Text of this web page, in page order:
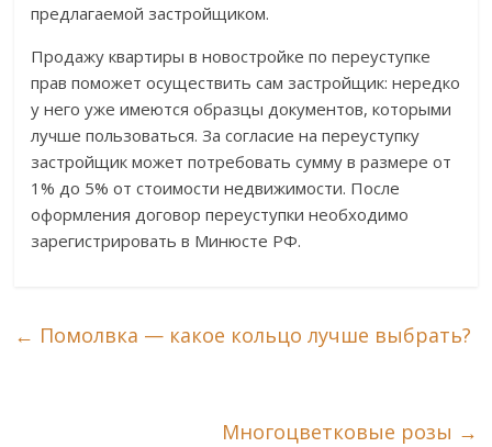
предлагаемой застройщиком.
Продажу квартиры в новостройке по переуступке
прав поможет осуществить сам застройщик: нередко
у него уже имеются образцы документов, которыми
лучше пользоваться. За согласие на переуступку
застройщик может потребовать сумму в размере от
1% до 5% от стоимости недвижимости. После
оформления договор переуступки необходимо
зарегистрировать в Минюсте РФ.
← Помолвка — какое кольцо лучше выбрать?
Многоцветковые розы →